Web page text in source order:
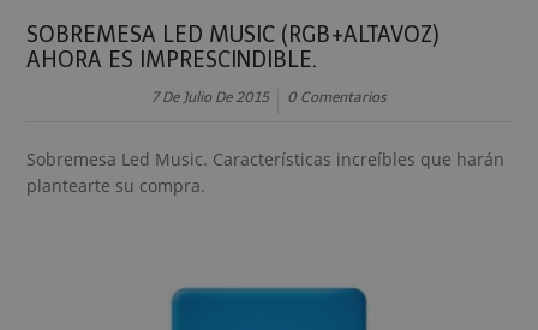
SOBREMESA LED MUSIC (RGB+ALTAVOZ)
AHORA ES IMPRESCINDIBLE.
7 De Julio De 2015 0 Comentarios
Sobremesa Led Music. Características increíbles que harán
plantearte su compra.